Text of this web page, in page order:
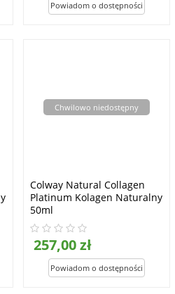
Chwilowo niedostępny
Colway Natural Collagen
Platinum Kolagen Naturalny
50ml
257,00 zł